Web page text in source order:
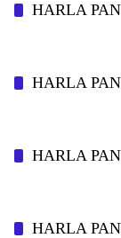
HARLA
HARLA
HARLA
HARLA